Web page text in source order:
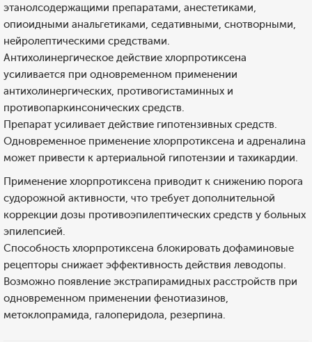
этанолсодержащими препаратами, анестетиками,
опиоидными анальгетиками, седативными, снотворными,
нейролептическими средствами.
Антихолинергическое действие хлорпротиксена
усиливается при одновременном применении
антихолинергических, противогистаминных и
противопаркинсонических средств.
Препарат усиливает действие гипотензивных средств.
Одновременное применение хлорпротиксена и адреналина
может привести к артериальной гипотензии и тахикардии.
Применение хлорпротиксена приводит к снижению порога
судорожной активности, что требует дополнительной
коррекции дозы противоэпилептических средств у больных
эпилепсией.
Способность хлорпротиксена блокировать дофаминовые
рецепторы снижает эффективность действия леводопы.
Возможно появление экстрапирамидных расстройств при
одновременном применении фенотиазинов,
метоклопрамида, галоперидола, резерпина.